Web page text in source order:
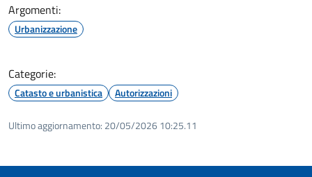
Argomenti:
Urbanizzazione
Categorie:
Catasto e urbanistica Autorizzazioni
Ultimo aggiornamento: 20/05/2026 10:25.11